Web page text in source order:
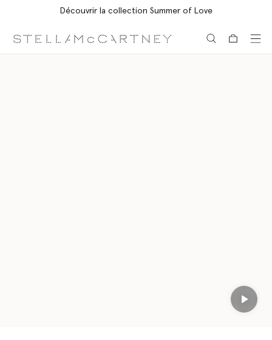
Découvrir la collection Summer of Love
Play